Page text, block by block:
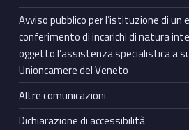
Avviso pubblico per l’istituzione di un
conferimento di incarichi di natura
oggetto l’assistenza specialistica a
Unioncamere del Veneto
Altre comunicazioni
Dichiarazione di accessibilità